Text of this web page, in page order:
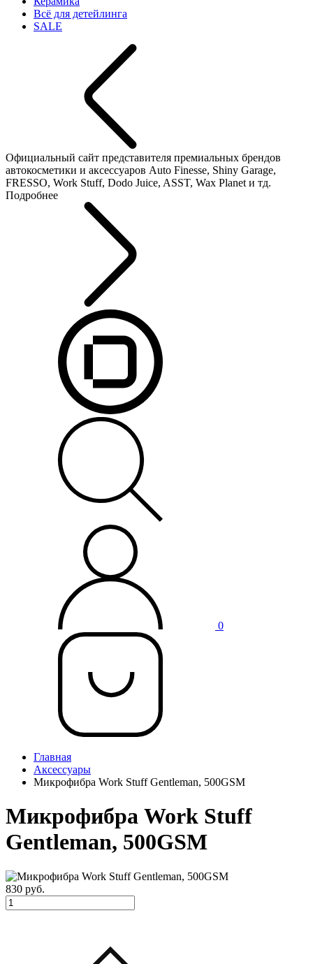
Всё для детейлинга
SALE
Официальный сайт представителя премиальных брендов
автокосметики и аксессуаров Auto Finesse, Shiny Garage,
FRESSO, Work Stuff, Dodo Juice, ASST, Wax Planet и тд.
Подробнее
0
Главная
Аксессуары
Микрофибра Work Stuff Gentleman, 500GSM
Микрофибра Work Stuff
Gentleman, 500GSM
830 руб.